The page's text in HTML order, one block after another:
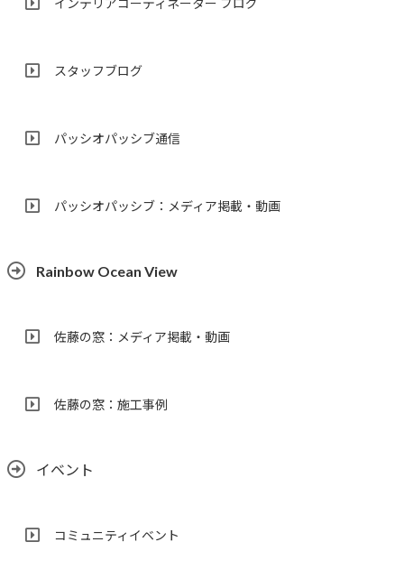
スタッフブログ
パッシオパッシブ通信
パッシオパッシブ：メディア掲載・動画
Rainbow Ocean View
佐藤の窓：メディア掲載・動画
佐藤の窓：施工事例
イベント
コミュニティイベント